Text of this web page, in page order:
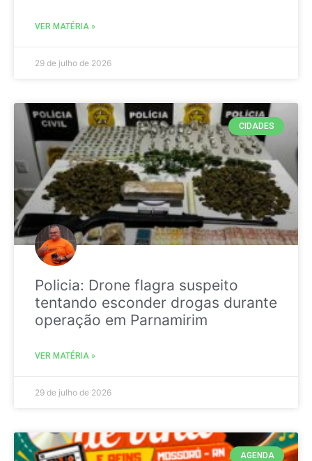
VER MATÉRIA »
29 de julho de 2026
CIDADES
Policia: Drone flagra suspeito
tentando esconder drogas durante
operação em Parnamirim
VER MATÉRIA »
29 de julho de 2026
AGENDA